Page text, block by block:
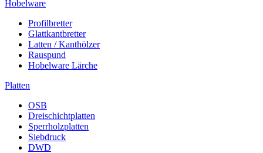
Hobelware
Profilbretter
Glattkantbretter
Latten / Kanthölzer
Rauspund
Hobelware Lärche
Platten
OSB
Dreischichtplatten
Sperrholzplatten
Siebdruck
DWD